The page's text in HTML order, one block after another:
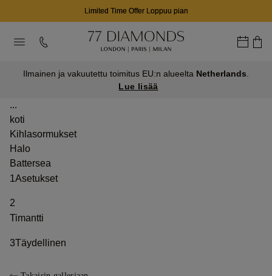
Limited Time Offer Loppuu pian
Ilmainen ja vakuutettu toimitus EU:n alueelta Netherlands
Lue lisää
...
koti
Kihlasormukset
Halo
Battersea
1Asetukset
2
Timantti
3Täydellinen